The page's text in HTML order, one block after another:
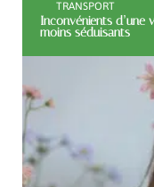
TRANSPORT
Inconvénients d’une
moins séduisants